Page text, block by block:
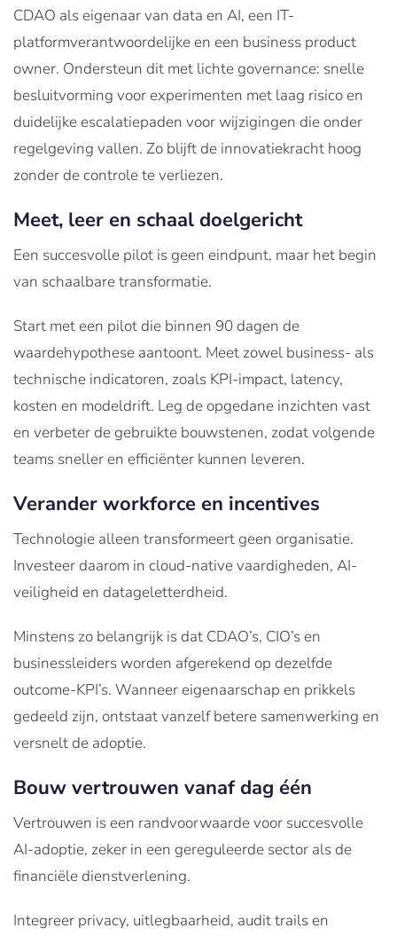
CDAO als eigenaar van data en AI, een IT-
platformverantwoordelijke en een business product
owner. Ondersteun dit met lichte governance: snelle
besluitvorming voor experimenten met laag risico en
duidelijke escalatiepaden voor wijzigingen die onder
regelgeving vallen. Zo blijft de innovatiekracht hoog
zonder de controle te verliezen.
Meet, leer en schaal doelgericht
Een succesvolle pilot is geen eindpunt, maar het begin
van schaalbare transformatie.
Start met een pilot die binnen 90 dagen de
waardehypothese aantoont. Meet zowel business- als
technische indicatoren, zoals KPI-impact, latency,
kosten en modeldrift. Leg de opgedane inzichten vast
en verbeter de gebruikte bouwstenen, zodat volgende
teams sneller en efficiënter kunnen leveren.
Verander workforce en incentives
Technologie alleen transformeert geen organisatie.
Investeer daarom in cloud-native vaardigheden, AI-
veiligheid en datageletterdheid.
Minstens zo belangrijk is dat CDAO’s, CIO’s en
businessleiders worden afgerekend op dezelfde
outcome-KPI’s. Wanneer eigenaarschap en prikkels
gedeeld zijn, ontstaat vanzelf betere samenwerking en
versnelt de adoptie.
Bouw vertrouwen vanaf dag één
Vertrouwen is een randvoorwaarde voor succesvolle
AI-adoptie, zeker in een gereguleerde sector als de
financiële dienstverlening.
Integreer privacy, uitlegbaarheid, audit trails en